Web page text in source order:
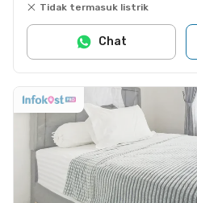
Tidak termasuk listrik
Chat